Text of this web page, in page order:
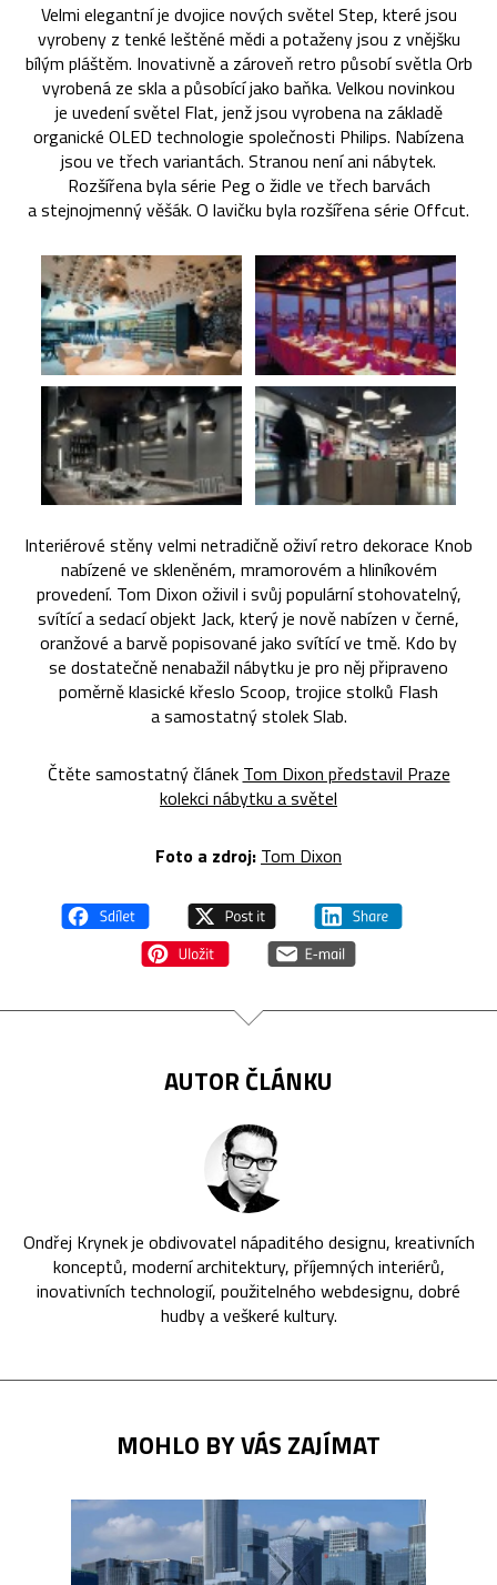
Velmi elegantní je dvojice nových světel Step, které jsou
vyrobeny z tenké leštěné mědi a potaženy jsou z vnějšku
bílým pláštěm. Inovativně a zároveň retro působí světla Orb
vyrobená ze skla a působící jako baňka. Velkou novinkou
je uvedení světel Flat, jenž jsou vyrobena na základě
organické OLED technologie společnosti Philips. Nabízena
jsou ve třech variantách. Stranou není ani nábytek.
Rozšířena byla série Peg o židle ve třech barvách
a stejnojmenný věšák. O lavičku byla rozšířena série Offcut.
Interiérové stěny velmi netradičně oživí retro dekorace Knob
nabízené ve skleněném, mramorovém a hliníkovém
provedení. Tom Dixon oživil i svůj populární stohovatelný,
svítící a sedací objekt Jack, který je nově nabízen v černé,
oranžové a barvě popisované jako svítící ve tmě. Kdo by
se dostatečně nenabažil nábytku je pro něj připraveno
poměrně klasické křeslo Scoop, trojice stolků Flash
a samostatný stolek Slab.
Čtěte samostatný článek Tom Dixon představil Praze
kolekci nábytku a světel
Foto a zdroj: Tom Dixon
AUTOR ČLÁNKU
Ondřej Krynek je obdivovatel nápaditého designu, kreativních
konceptů, moderní architektury, příjemných interiérů,
inovativních technologií, použitelného webdesignu, dobré
hudby a veškeré kultury.
MOHLO BY VÁS ZAJÍMAT